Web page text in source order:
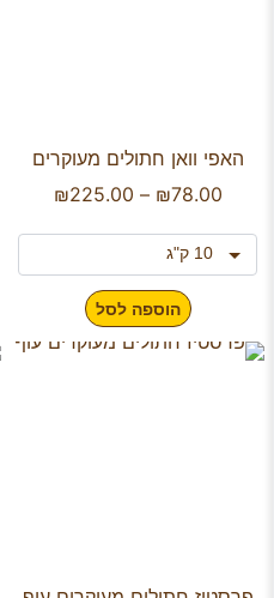
האפי וואן חתולים מעוקרים
₪78.00
–
₪225.00
הוספה לסל